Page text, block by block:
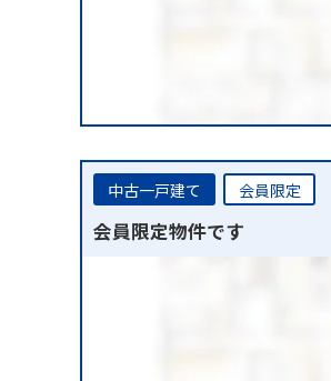
中古一戸建て 会員限定
会員限定物件です